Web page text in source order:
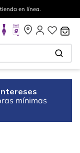
en línea.
mínimas